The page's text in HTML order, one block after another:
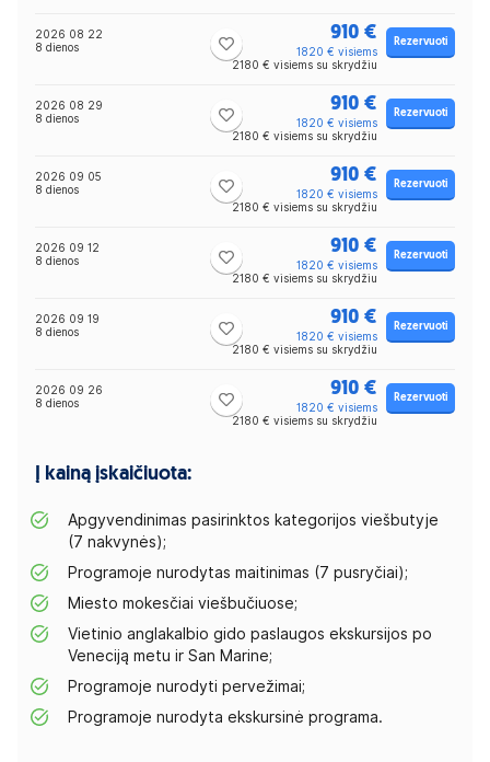
2026 08 22
8 dienos
910 €
1820 € visiems
2180 € visiems su skrydžiu
Rezervuoti
2026 08 29
8 dienos
910 €
1820 € visiems
2180 € visiems su skrydžiu
Rezervuoti
2026 09 05
8 dienos
910 €
1820 € visiems
2180 € visiems su skrydžiu
Rezervuoti
2026 09 12
8 dienos
910 €
1820 € visiems
2180 € visiems su skrydžiu
Rezervuoti
2026 09 19
8 dienos
910 €
1820 € visiems
2180 € visiems su skrydžiu
Rezervuoti
2026 09 26
8 dienos
910 €
1820 € visiems
2180 € visiems su skrydžiu
Rezervuoti
Į kainą įskaičiuota:
Apgyvendinimas pasirinktos kategorijos viešbutyje
(7 nakvynės);
Programoje nurodytas maitinimas (7 pusryčiai);
Miesto mokesčiai viešbučiuose;
Vietinio anglakalbio gido paslaugos ekskursijos po
Veneciją metu ir San Marine;
Programoje nurodyti pervežimai;
Programoje nurodyta ekskursinė programa.